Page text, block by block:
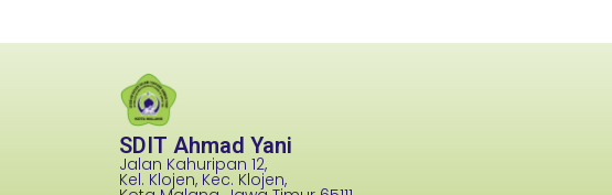
SDIT Ahmad Yani
Jalan Kahuripan 12,
Kel. Klojen, Kec. Klojen,